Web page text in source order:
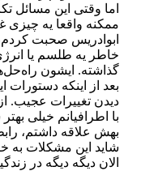
اما وقتی این مسائل
ممکنه واقعا یه چیزی
ابوادریس صحبت
خاطر یه طلسم یا
گذاشته. ایشون
بعد از اینکه
دیدن تغییرات
با اطرافیانم خیلی
بهش علاقه داشتم،
شاید این مشکلات به
الان دیگه دیگه در